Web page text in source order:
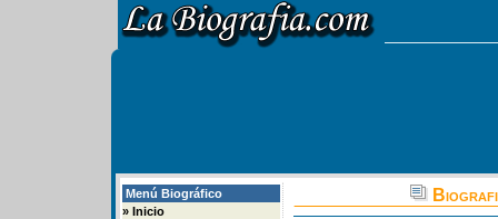
Menú Biográfico
» Inicio